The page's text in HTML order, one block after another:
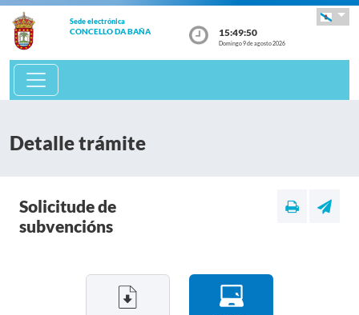
Sede electrónica
CONCELLO DA BAÑA 15:49:51
Domingo 9 de agosto 2026
Detalle trámite
Solicitude de
subvencións